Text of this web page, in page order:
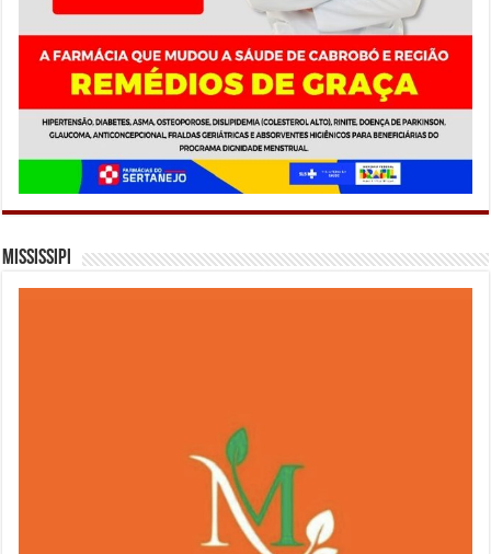
Mississipi